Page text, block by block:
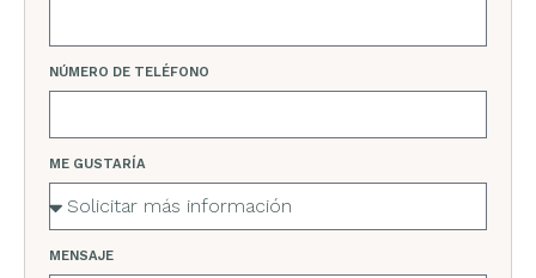
NÚMERO DE TELÉFONO
ME GUSTARÍA
MENSAJE